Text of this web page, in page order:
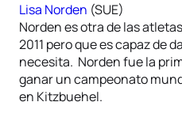
Lisa Norden (SUE)
Norden es otra de las
2011 pero que es capaz de
necesita. Norden fue la
ganar un campeonato
en Kitzbuehel.